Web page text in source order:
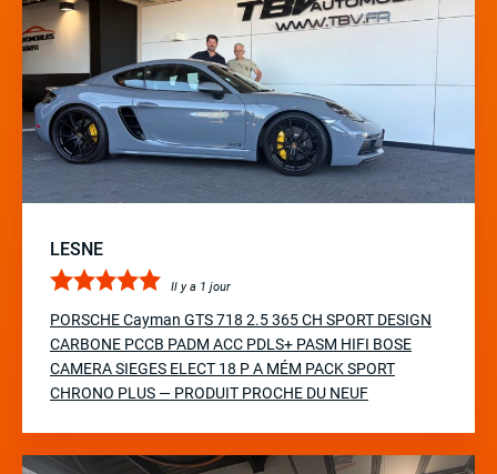
LESNE
Il y a 1 jour
PORSCHE Cayman GTS 718 2.5 365 CH SPORT DESIGN
CARBONE PCCB PADM ACC PDLS+ PASM HIFI BOSE
CAMERA SIEGES ELECT 18 P A MÉM PACK SPORT
CHRONO PLUS — PRODUIT PROCHE DU NEUF